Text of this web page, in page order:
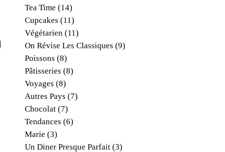
Tea Time (14)
Cupcakes (11)
Végétarien (11)
On Révise Les Classiques (9)
Poissons (8)
Pâtisseries (8)
Voyages (8)
Autres Pays (7)
Chocolat (7)
Tendances (6)
Marie (3)
Un Diner Presque Parfait (3)